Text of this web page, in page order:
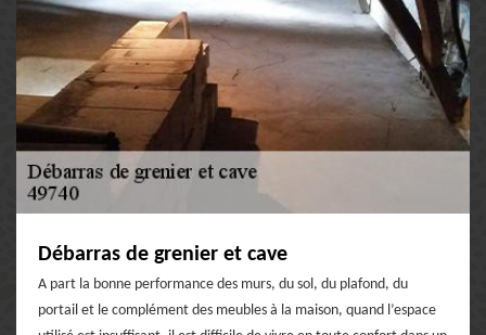
Débarras de grenier et cave
A part la bonne performance des murs, du sol, du plafond, du
portail et le complément des meubles à la maison, quand l’espace